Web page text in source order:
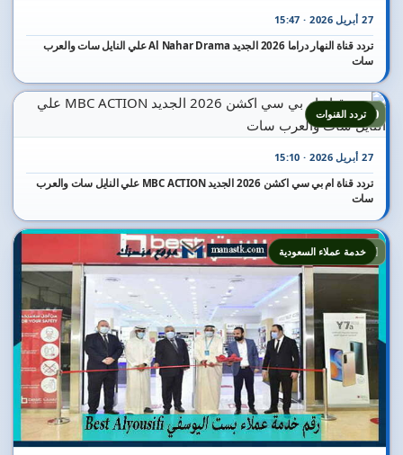
27 أبريل 2026 · 15:47
تردد قناة النهار دراما 2026 الجديد Al Nahar Drama علي النايل سات والعرب
سات
10
27 أبريل 2026 · 15:10
تردد قناة ام بي سي اكشن 2026 الجديد MBC ACTION علي النايل سات والعرب
سات
تردد القنوات
11 خدمة عملاء السعودية